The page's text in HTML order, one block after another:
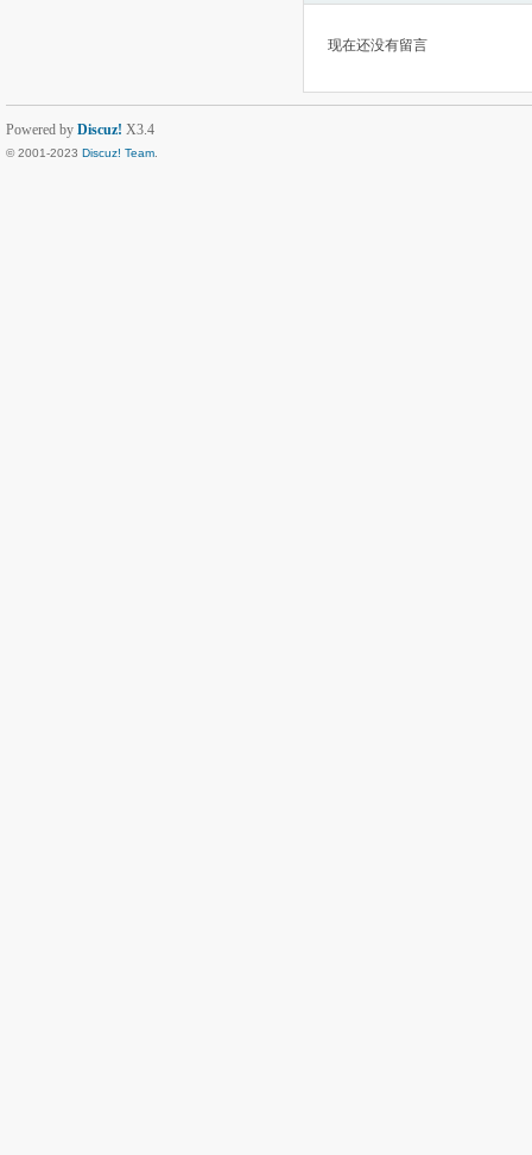
现在还没有留言
Powered by Discuz! X3.4
© 2001-2023 Discuz! Team